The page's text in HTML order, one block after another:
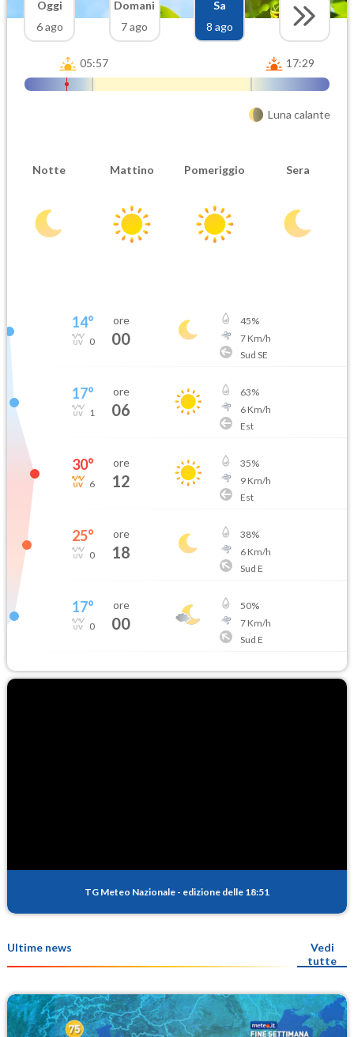
Oggi
6 ago
Domani
7 ago
Sa
8 ago
05:57 17:29
Luna calante
Notte Mattino Pomeriggio Sera
14°
0
ore
00
45%
7Km/h
Sud SE
17°
1
ore
06
63%
6Km/h
Est
30°
6
ore
12
35%
9Km/h
Est
25°
0
ore
18
38%
6Km/h
Sud E
17°
0
ore
00
50%
7Km/h
Sud E
TG Meteo Nazionale - edizione delle 18:51
Ultime news
Vedi
tutte